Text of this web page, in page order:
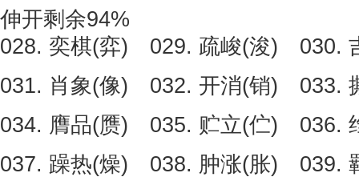
伸开剩余94%
028. 奕棋(弈) 029. 疏峻(浚) 030.
031. 肖象(像) 032. 开消(销) 033.
034. 膺品(赝) 035. 贮立(伫) 036.
037. 躁热(燥) 038. 肿涨(胀) 039.